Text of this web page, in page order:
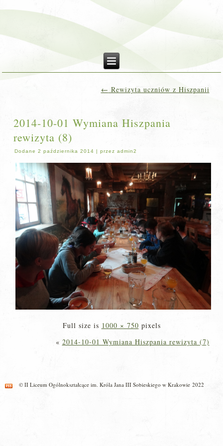
← Rewizyta uczniów z Hiszpanii
2014-10-01 Wymiana Hiszpania
rewizyta (8)
Dodane 2 października 2014 |przez admin2
Full size is 1000 × 750 pixels
« 2014-10-01 Wymiana Hiszpania rewizyta (7)
© II Liceum Ogólnokształcące im. Króla Jana III Sobieskiego w Krakowie 2022